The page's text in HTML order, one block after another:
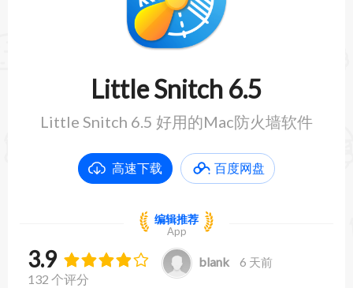
Little Snitch 6.5
Little Snitch 6.5 好用的Mac防火墙软件
高速下载 百度网盘
编辑推荐
App
3.9
132 个评分
blank 6 天前